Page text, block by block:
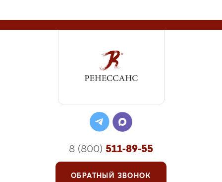
8 (800) 511-89-55
ОБРАТНЫЙ ЗВОНОК